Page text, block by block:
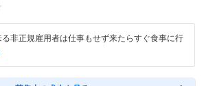
非正規雇用者は仕事もせず来たらすぐ食事に行